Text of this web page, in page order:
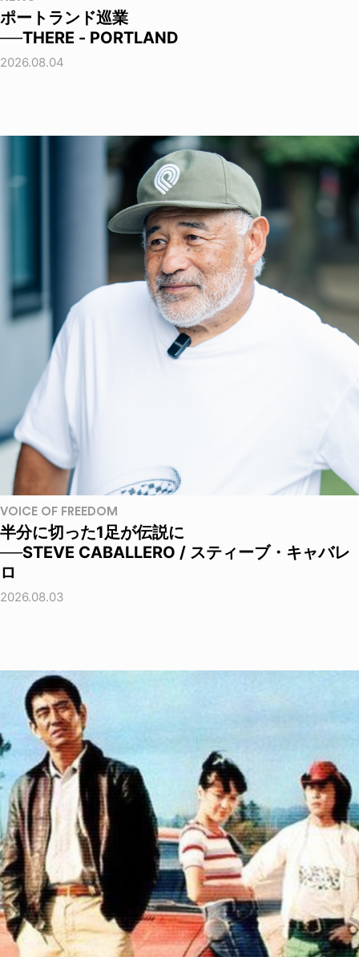
ポートランド巡業
──THERE - PORTLAND
2026.08.04
VOICE OF FREEDOM
半分に切った1足が伝説に
──STEVE CABALLERO / スティーブ・キャバレ
ロ
2026.08.03